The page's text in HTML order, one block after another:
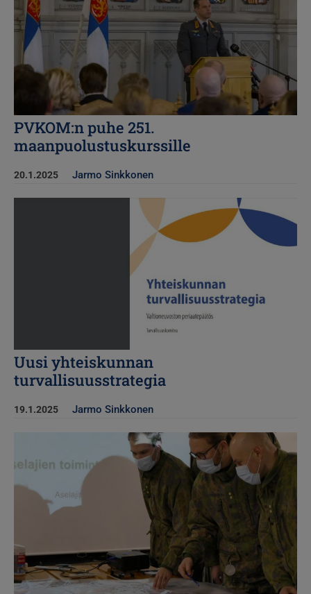
PVKOM:n puhe 251.
maanpuolustuskurssille
20.1.2025 Jarmo Sinkkonen
Uusi yhteiskunnan
turvallisuusstrategia
19.1.2025 Jarmo Sinkkonen